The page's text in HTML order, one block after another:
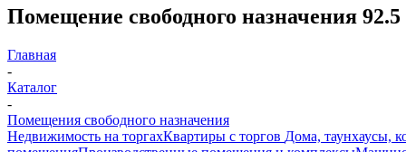
Помещение свободного назначения
Главная
-
Каталог
-
Помещения свободного назначения
Недвижимость на торгахКвартиры с торгов Дома, таунхаусы,